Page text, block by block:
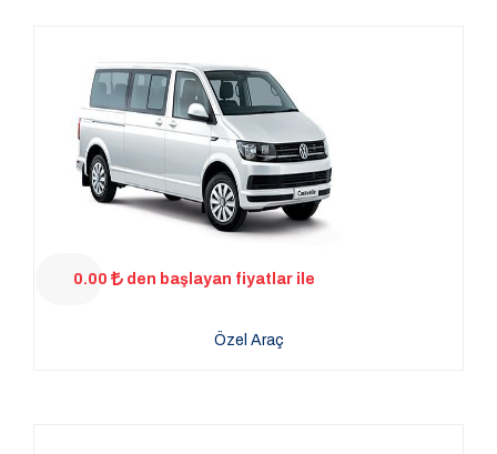
0.00 den başlayan fiyatlar ile
Özel Araç